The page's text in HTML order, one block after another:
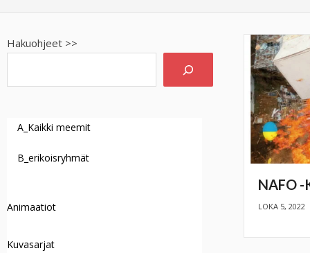
NAFO -
LOKA 5, 2022
Hakuohjeet >>
A_Kaikki meemit
B_erikoisryhmät
Animaatiot
Kuvasarjat